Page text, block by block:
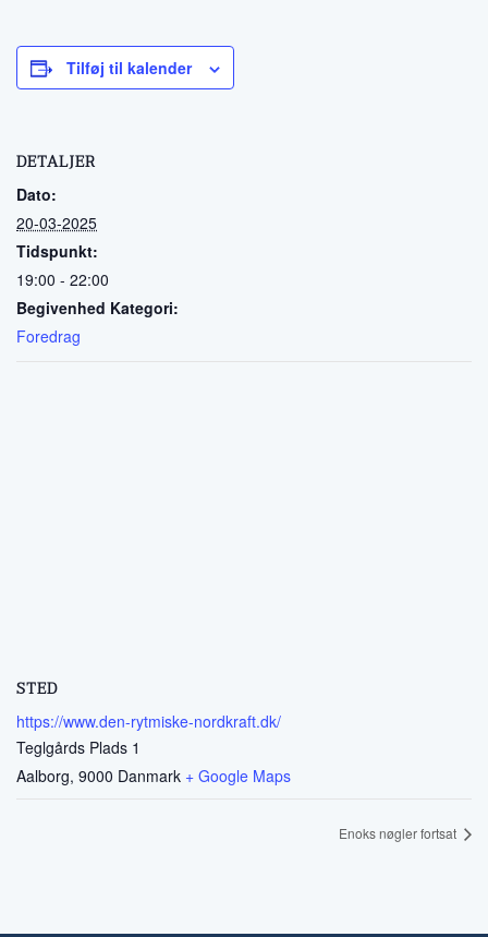
Tilføj til kalender
DETALJER
Dato:
20-03-2025
Tidspunkt:
19:00 - 22:00
Begivenhed Kategori:
Foredrag
STED
https://www.den-rytmiske-nordkraft.dk/
Teglgårds Plads 1
Aalborg, 9000 Danmark + Google Maps
Enoks nøgler fortsat